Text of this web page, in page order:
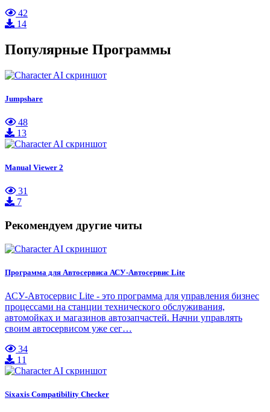
42
14
Популярные Программы
Jumpshare
48
13
Manual Viewer 2
31
7
Рекомендуем другие читы
Программа для Автосервиса АСУ-Автосервис Lite
АСУ-Автосервис Lite - это программа для управления бизнес
процессами на станции технического обслуживания,
автомойках и магазинов автозапчастей. Начни управлять
своим автосервисом уже сег…
34
11
Sixaxis Compatibility Checker